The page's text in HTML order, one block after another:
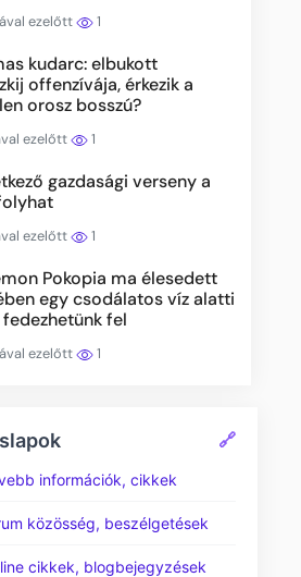
ezelőtt 1
kudarc: elbukott
offenzívája, érkezik a
orosz bosszú?
ezelőtt 1
gazdasági verseny a
ezelőtt 1
Pokopia ma élesedett
egy csodálatos víz alatti
fel
ezelőtt 1
🔗
információk, cikkek
közösség, beszélgetések
cikkek, blogbejegyzések